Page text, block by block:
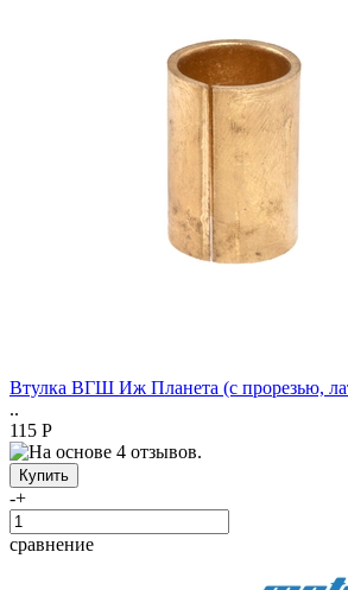
Втулка ВГШ Иж Планета (с прорезью,
..
115 Р
-+
сравнение